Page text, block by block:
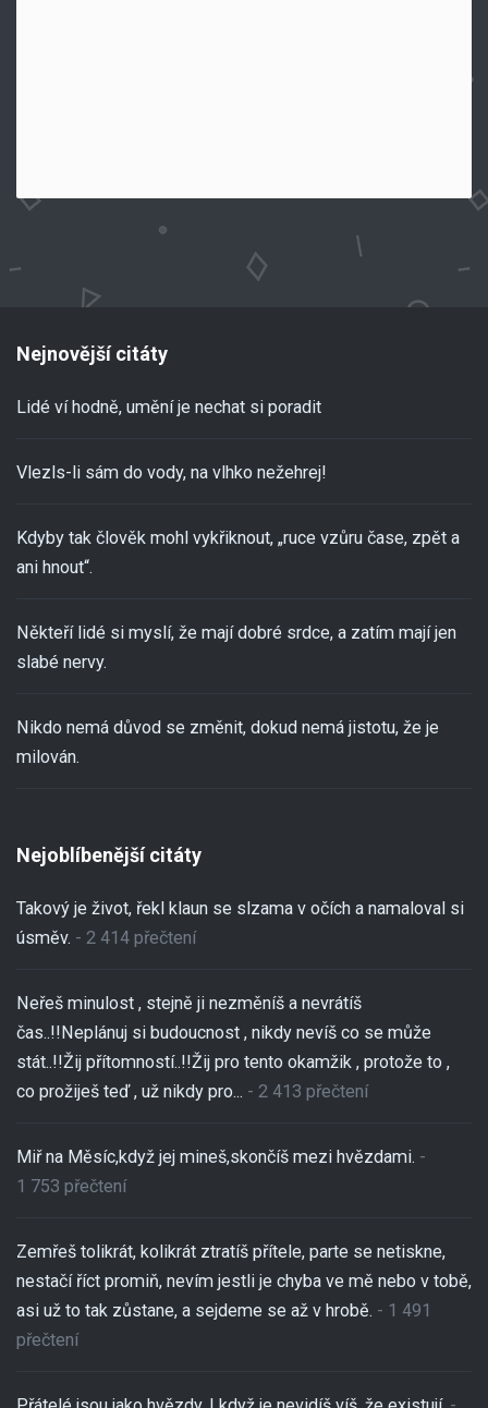
Nejnovější citáty
Lidé ví hodně, umění je nechat si poradit
Vlezls-li sám do vody, na vlhko nežehrej!
Kdyby tak člověk mohl vykřiknout, „ruce vzůru čase, zpět a
ani hnout“.
Někteří lidé si myslí, že mají dobré srdce, a zatím mají jen
slabé nervy.
Nikdo nemá důvod se změnit, dokud nemá jistotu, že je
milován.
Nejoblíbenější citáty
Takový je život, řekl klaun se slzama v očích a namaloval si
úsměv. - 2 414 přečtení
Neřeš minulost , stejně ji nezměníš a nevrátíš
čas..!!Neplánuj si budoucnost , nikdy nevíš co se může
stát..!!Žij přítomností..!!Žij pro tento okamžik , protože to ,
co prožiješ teď , už nikdy pro... - 2 413 přečtení
Miř na Měsíc,když jej mineš,skončíš mezi hvězdami. -
1 753 přečtení
Zemřeš tolikrát, kolikrát ztratíš přítele, parte se netiskne,
nestačí říct promiň, nevím jestli je chyba ve mě nebo v tobě,
asi už to tak zůstane, a sejdeme se až v hrobě. - 1 491
přečtení